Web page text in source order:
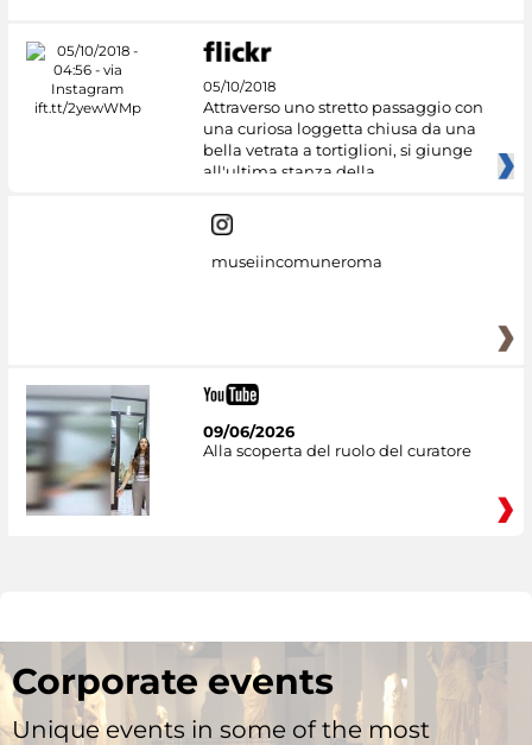
05/10/2018
Attraverso uno stretto passaggio con
una curiosa loggetta chiusa da una
bella vetrata a tortiglioni, si giunge
all'ultima stanza della
museiincomuneroma
09/06/2026
Alla scoperta del ruolo del curatore
Corporate events
Unique events in some of the most